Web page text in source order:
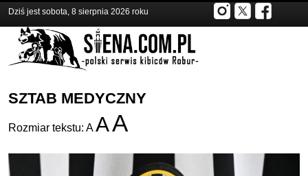
Dziś jest sobota, 8 sierpnia 2026 roku
SZTAB MEDYCZNY
Rozmiar tekstu: A AA